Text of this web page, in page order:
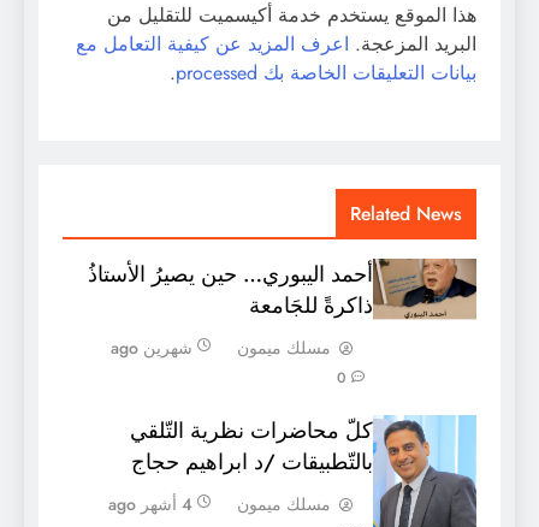
هذا الموقع يستخدم خدمة أكيسميت للتقليل من
البريد المزعجة. اعرف المزيد عن كيفية التعامل مع
بيانات التعليقات الخاصة بك processed
.
Related News
أحمد اليبوري… حين يصيرُ الأستاذُ
ذاكرةً للجَامعة
مسلك ميمون شهرين ago
0
كلّ محاضرات نظرية التّلقي
بالتّطبيقات /د ابراهيم حجاج
مسلك ميمون 4 أشهر ago